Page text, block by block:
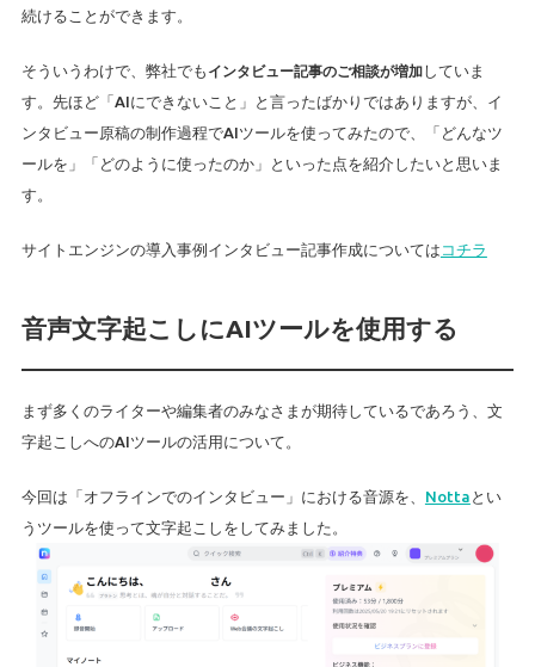
続けることができます。
そういうわけで、弊社でも インタビュー記事のご相談が増加していま
す。先ほど「AIにできないこと」と言ったばかりではありますが、イ
ンタビュー原稿の制作過程でAIツールを使ってみたので、「どんなツ
ールを」「どのように使ったのか」といった点を紹介したいと思いま
す。
サイトエンジンの導入事例インタビュー記事作成については コチラ
音声文字起こしにAIツールを使用する
まず多くのライターや編集者のみなさまが期待しているであろう、文
字起こしへのAIツールの活用について。
今回は「オフラインでのインタビュー」における音源を、 Notta とい
うツールを使って文字起こしをしてみました。